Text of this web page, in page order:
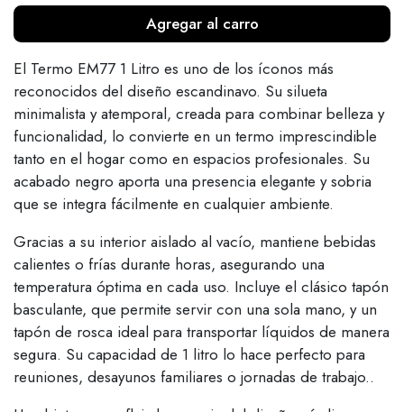
Agregar al carro
El Termo EM77 1 Litro es uno de los íconos más
reconocidos del diseño escandinavo. Su silueta
minimalista y atemporal, creada para combinar belleza y
funcionalidad, lo convierte en un termo imprescindible
tanto en el hogar como en espacios profesionales. Su
acabado negro aporta una presencia elegante y sobria
que se integra fácilmente en cualquier ambiente.
Gracias a su interior aislado al vacío, mantiene bebidas
calientes o frías durante horas, asegurando una
temperatura óptima en cada uso. Incluye el clásico tapón
basculante, que permite servir con una sola mano, y un
tapón de rosca ideal para transportar líquidos de manera
segura. Su capacidad de 1 litro lo hace perfecto para
reuniones, desayunos familiares o jornadas de trabajo..